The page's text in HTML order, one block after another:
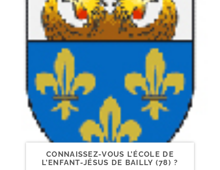
CONNAISSEZ-​VOUS L’ÉCOLE DE
L’ENFANT-​JÉSUS DE BAILLY (78) ?